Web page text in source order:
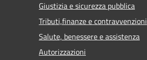
Giustizia e sicurezza pubblica
Tributi,finanze e contravvenzioni
Salute, benessere e assistenza
Autorizzazioni